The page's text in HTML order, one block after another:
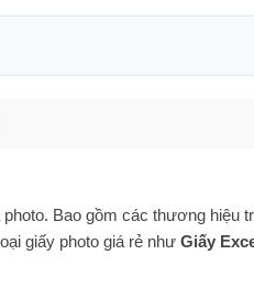
Bao gồm các thương hiệu
giấy photo giá rẻ như Giấy